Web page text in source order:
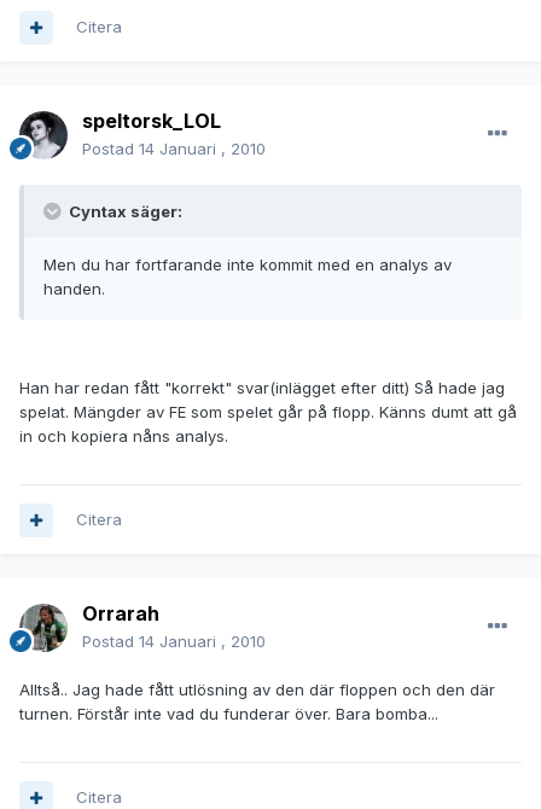
Citera
speltorsk_LOL
Postad 14 Januari , 2010
Cyntax säger:
Men du har fortfarande inte kommit med en analys av
handen.
Han har redan fått "korrekt" svar(inlägget efter ditt) Så hade jag
spelat. Mängder av FE som spelet går på flopp. Känns dumt att gå
in och kopiera nåns analys.
Citera
Orrarah
Postad 14 Januari , 2010
Alltså.. Jag hade fått utlösning av den där floppen och den där
turnen. Förstår inte vad du funderar över. Bara bomba...
Citera